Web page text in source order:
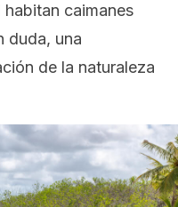
caimanes
duda, una
de la naturaleza